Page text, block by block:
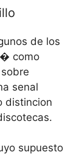
de los
como
senal
distincion
supuesto